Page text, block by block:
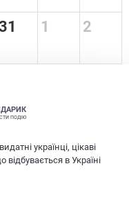
1 2
ПОДІЮ
українці, цікаві
в Україні